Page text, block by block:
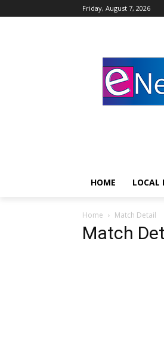
Friday, August 7, 2026
HOME LOCAL
Home Match Detail
Match